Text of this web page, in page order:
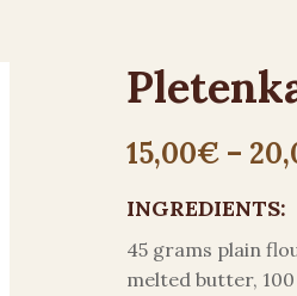
15,00€–
INGREDIENTS:
45 grams plain
melted butter,